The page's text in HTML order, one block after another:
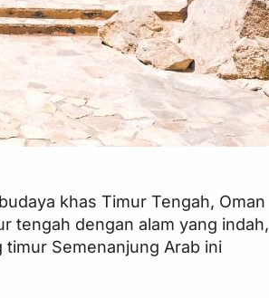
khas Timur Tengah, Oman
tengah dengan alam yang indah,
Semenanjung Arab ini